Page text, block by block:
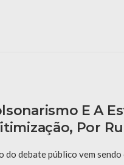
E A
Por
do debate público vem sendo